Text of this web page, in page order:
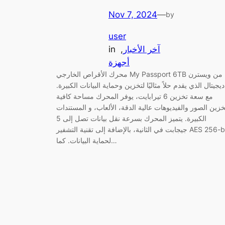
Nov 7, 2024—by
user
in
آخر الأخبار ,
أجهزة
محرك الأقراص الخارجي My Passport 6TB من ويسترن
ديجيتال الذي يقدم حلاً مثاليًا لتخزين وحماية البيانات الكبيرة.
مع سعة تخزين 6 تيرابايت، يوفر المحرك مساحة كافية
الصور والفيديوهات عالية الدقة، الألعاب، و المستندات
الكبيرة. يتميز المحرك بسرعة نقل بيانات تصل إلى 5
جيجابت في الثانية، بالإضافة إلى تقنية التشفير AES 256-bit
لحماية البيانات. كما…